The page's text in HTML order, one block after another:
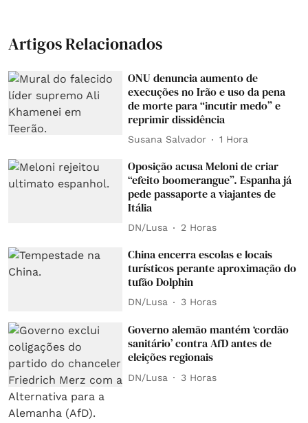
Artigos Relacionados
ONU denuncia aumento de
execuções no Irão e uso da pena
de morte para “incutir medo” e
reprimir dissidência
Susana Salvador 1 Hora
Oposição acusa Meloni de criar
“efeito boomerangue”. Espanha já
pede passaporte a viajantes de
Itália
DN/Lusa 2 Horas
China encerra escolas e locais
turísticos perante aproximação do
tufão Dolphin
DN/Lusa 3 Horas
Governo alemão mantém ‘cordão
sanitário’ contra AfD antes de
eleições regionais
DN/Lusa 3 Horas